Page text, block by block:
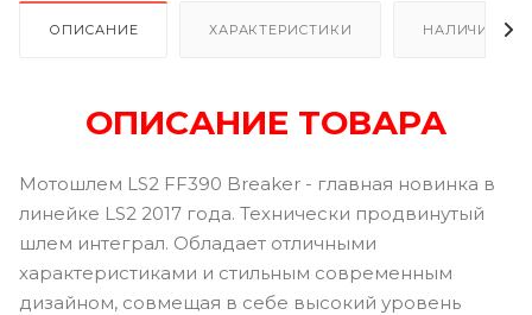
ОПИСАНИЕ ХАРАКТЕРИСТИКИ НАЛИЧИЕ В
ОПИСАНИЕ ТОВАРА
Мотошлем LS2 FF390 Breaker - главная новинка в
линейке LS2 2017 года. Технически продвинутый
шлем интеграл. Обладает отличными
характеристиками и стильным современным
дизайном, совмещая в себе высокий уровень